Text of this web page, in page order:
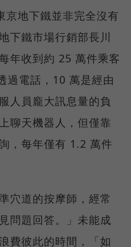
地下鐵並非完全沒有
下鐵市場行銷部長川
年收到約 25 萬件乘客
過電話，10 萬是經由
人員龐大訊息量的負
聊天機器人，但僅靠
，每年僅有 1.2 萬件
穴道的按摩師，經常
問題回答。」未能成
費彼此的時間，「如